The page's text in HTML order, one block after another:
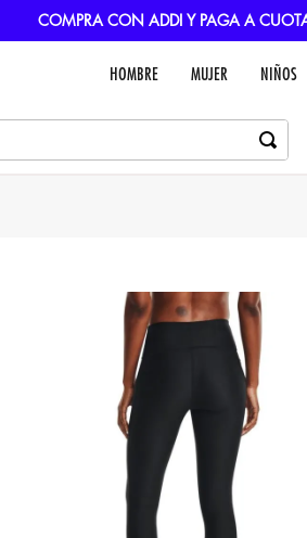
COMPRA CON ADDI Y PAGA A
HOMBRE MUJER NIÑOS